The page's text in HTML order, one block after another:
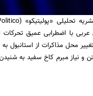
با اضطرابی عمیق تحرکات
محل مذاکرات از استانبول
و نیاز مبرم کاخ سفید به